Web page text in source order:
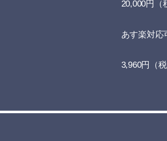
20,000円（
あす楽対応
3,960円（税